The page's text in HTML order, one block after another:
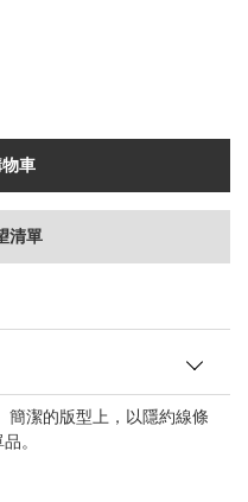
車
清單
簡潔的版型上，以隱約線條
。